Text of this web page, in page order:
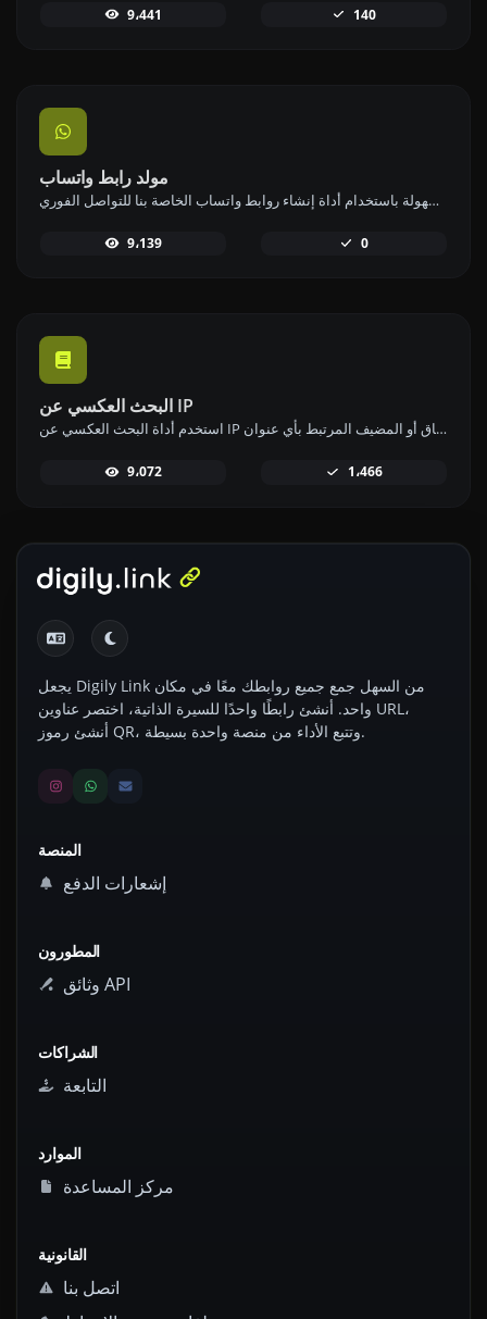
9،441 140
مولد رابط واتساب
قم بإنشاء روابط واتساب بسهولة باستخدام أداة إنشاء روابط واتساب الخاصة بنا للتواصل الفوري.
9،139 0
البحث العكسي عن IP
استخدم أداة البحث العكسي عن IP للعثور على النطاق أو المضيف المرتبط بأي عنوان IP بسرعة وسهولة.
9،072 1،466
يجعل Digily Link من السهل جمع جميع روابطك معًا في مكان
واحد. أنشئ رابطًا واحدًا للسيرة الذاتية، اختصر عناوين URL،
أنشئ رموز QR، وتتبع الأداء من منصة واحدة بسيطة.
المنصة
إشعارات الدفع
المطورون
وثائق API
الشراكات
التابعة
الموارد
مركز المساعدة
القانونية
اتصل بنا